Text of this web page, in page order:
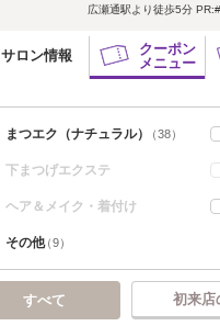
広瀬通駅より徒歩5分
サロン情報
クーポン
メニュー
まつエク（ナチュラル） （38）
下まつげエクステ
ヘア＆メイク・着付け
その他（9）
すべて 初来店